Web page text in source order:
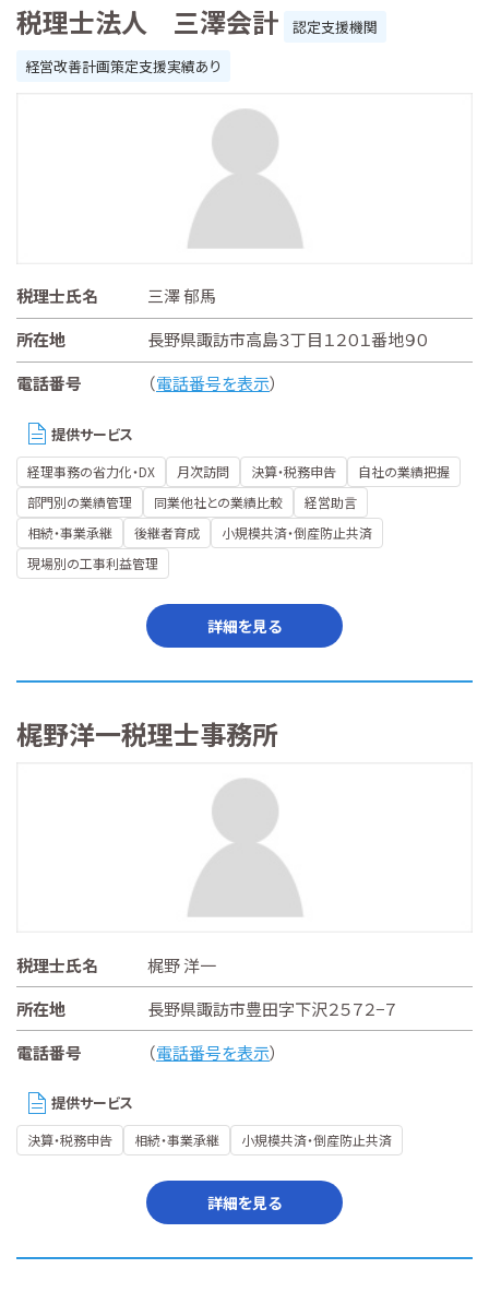
税理士法人 三澤会計
認定支援機関
経営改善計画策定支援実績あり
税理士氏名
三澤 郁馬
所在地
長野県諏訪市高島３丁目１２０１番地９０
電話番号
（電話番号を表示）
提供サービス
経理事務の省力化・DX 月次訪問 決算・税務申告
自社の業績把握
部門別の業績管理
同業他社との業績比較
経営助言
相続・事業承継
後継者育成
小規模共済・倒産防止共済
現場別の工事利益管理
詳細を見る
梶野洋一税理士事務所
税理士氏名
梶野 洋一
所在地
長野県諏訪市豊田字下沢２５７２−７
電話番号
（電話番号を表示）
提供サービス
決算・税務申告 相続・事業承継 小規模共済・倒産防止共済
詳細を見る